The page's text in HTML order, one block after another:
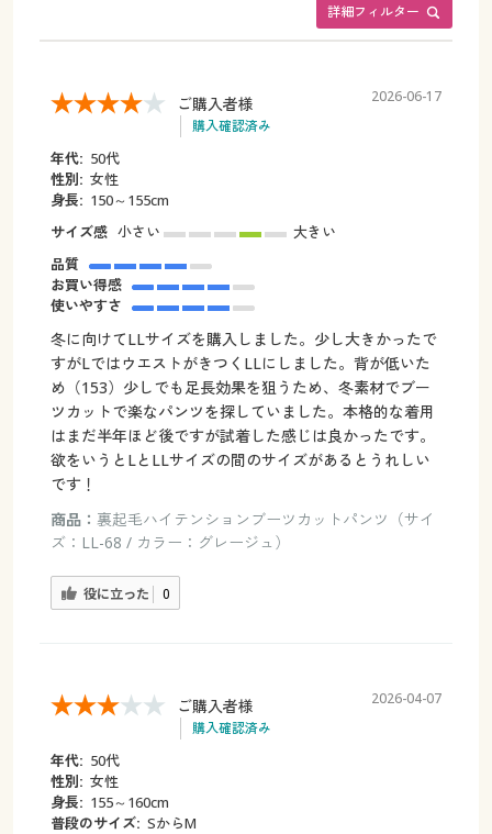
詳細フィルター
ご購入者様
購入確認済み
2026-06-17
年代: 50代
性別: 女性
身長: 150～155cm
サイズ感 小さい
大きい
品質
お買い得感
使いやすさ
冬に向けてLLサイズを購入しました。少し大きかったで
すがLではウエストがきつくLLにしました。背が低いた
め（153）少しでも足長効果を狙うため、冬素材でブー
ツカットで楽なパンツを探していました。本格的な着用
はまだ半年ほど後ですが試着した感じは良かったです。
欲をいうとLとLLサイズの間のサイズがあるとうれしい
です！
商品： 裏起毛ハイテンションブーツカットパンツ（サイ
ズ：LL-68 / カラー：グレージュ）
役に立った 0
ご購入者様
購入確認済み
2026-04-07
年代: 50代
性別: 女性
身長: 155～160cm
普段のサイズ: SからM